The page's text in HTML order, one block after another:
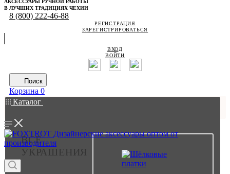
АКСЕССУАРЫ РУЧНОЙ РАБОТЫ
В ЛУЧШИХ ТРАДИЦИЯХ ЧЕХИИ
8 (800) 222-46-88
РЕГИСТРАЦИЯ
ЗАРЕГИСТРИРОВАТЬСЯ
ВХОД
ВОЙТИ
Поиск
Корзина 0
Каталог
ВСЕ
УКРАШЕНИЯ